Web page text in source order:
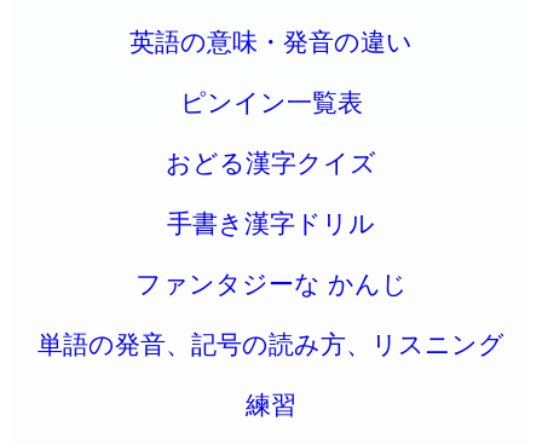
英語の意味・発音の違い
ピンイン一覧表
おどる漢字クイズ
手書き漢字ドリル
ファンタジーな かんじ
単語の発音、記号の読み方、リスニング
練習